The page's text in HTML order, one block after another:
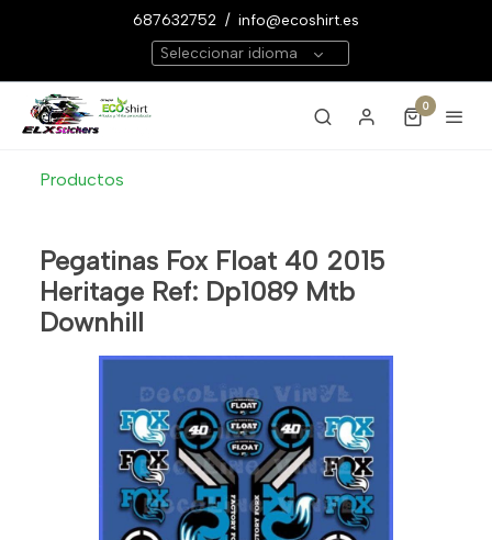
687632752 / info@ecoshirt.es
Seleccionar idioma
0
Productos
Pegatinas Fox Float 40 2015
Heritage Ref: Dp1089 Mtb
Downhill